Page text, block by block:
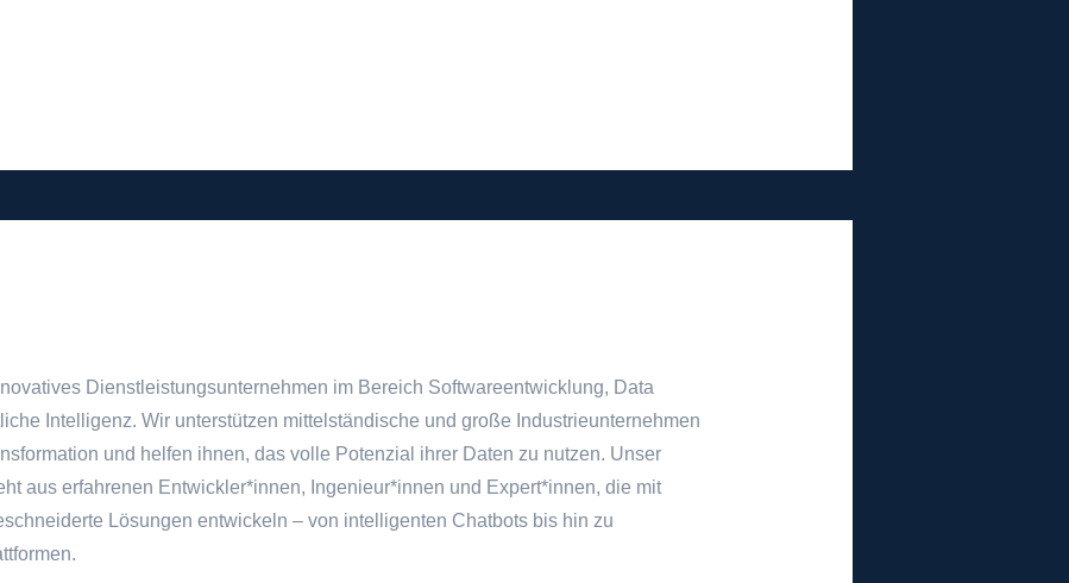
Dienstleistungsunternehmen im Bereich Softwareentwicklung, Data
Intelligenz. Wir unterstützen mittelständische und große Industrieunternehmen
und helfen ihnen, das volle Potenzial ihrer Daten zu nutzen. Unser
aus erfahrenen Entwickler*innen, Ingenieur*innen und Expert*innen, die mit
Lösungen entwickeln – von intelligenten Chatbots bis hin zu